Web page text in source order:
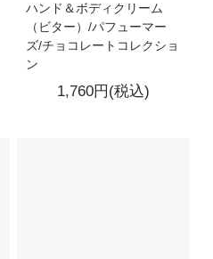
ハンド＆ボディクリーム
（ビター）/パフューマー
ズ/チョコレートコレクショ
ン
1,760円(税込)